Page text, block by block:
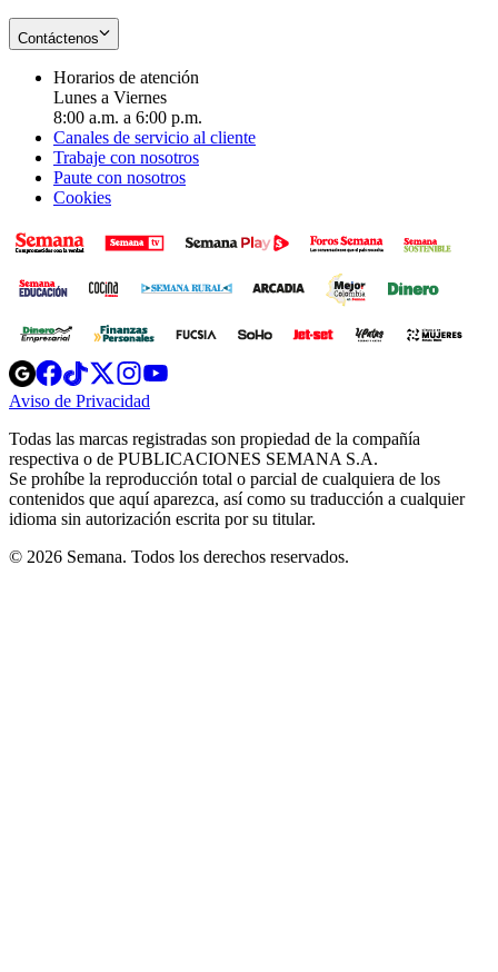
Contáctenos
Horarios de atención
Lunes a Viernes
8:00 a.m. a 6:00 p.m.
Canales de servicio al cliente
Trabaje con nosotros
Paute con nosotros
Cookies
Opens
in
new
Opens
in
new
Opens
in
new
window
Opens
new
windowwindow
Aviso de Privacidad
new
window
Todas las marcas registradas son propiedad de la compañía
respectiva o de PUBLICACIONES SEMANA S.A.
Se prohíbe la reproducción total o parcial de cualquiera de los
contenidos que aquí aparezca, así como su traducción a cualquier
idioma sin autorización escrita por su titular.
© 2026 Semana. Todos los derechos reservados.